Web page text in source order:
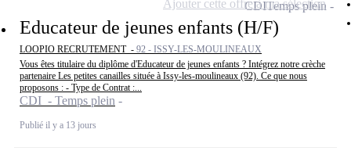
Educateur de jeunes enfants (H/F)
LOOPIO RECRUTEMENT - 92 - ISSY-LES-MOULINEAUX
Vous êtes titulaire du diplôme d'Educateur de jeunes enfants ? Intégrez notre crèche
partenaire Les petites canailles située à Issy-les-moulineaux (92). Ce que nous
proposons : - Type de Contrat :...
CDI - Temps plein
Publié il y a 13 jours
CDITemps plein
Ajouter cette offre à ma sélection